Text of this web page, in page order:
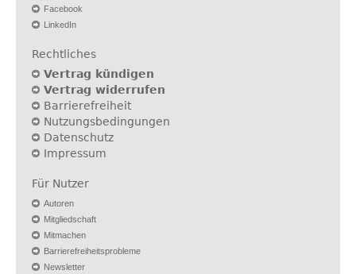
Facebook
LinkedIn
Rechtliches
Vertrag kündigen
Vertrag widerrufen
Barrierefreiheit
Nutzungsbedingungen
Datenschutz
Impressum
Für Nutzer
Autoren
Mitgliedschaft
Mitmachen
Barrierefreiheitsprobleme
Newsletter